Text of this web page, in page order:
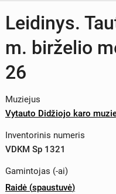
Leidinys.
m. birželio
26
Muziejus
Vytauto Didžiojo karo
Inventorinis numeris
VDKM Sp 1321
Gamintojas (-ai)
Raidė (spaustuvė)